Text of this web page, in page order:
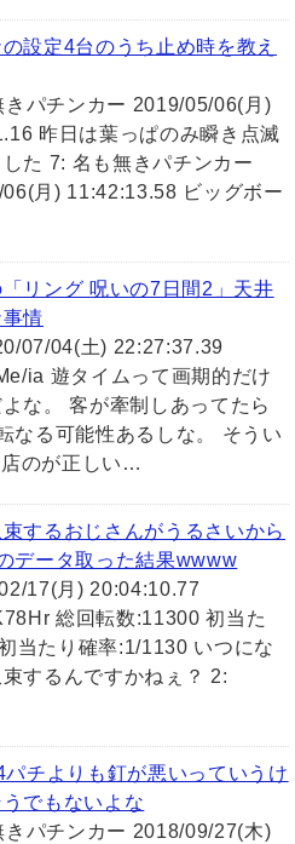
設定4台のうち止め時を教え
きパチンカー 2019/05/06(月)
昨日は葉っぱのみ瞬き点滅
た 7: 名も無きパチンカー
月) 11:42:13.58 ビッグボー
リング 呪いの7日間2」天井
情
07/04(土) 22:27:37.39
ia 遊タイムって画期的だけ
な。 客が牽制しあってたら
なる可能性あるしな。 そうい
のが正しい…
するおじさんがうるさいから
データ取った結果wwww
17(月) 20:04:10.77
総回転数:11300 初当た
当たり確率:1/1130 いつにな
するんですかねぇ？ 2:
パチよりも釘が悪いっていうけ
でもないよな
きパチンカー 2018/09/27(木)